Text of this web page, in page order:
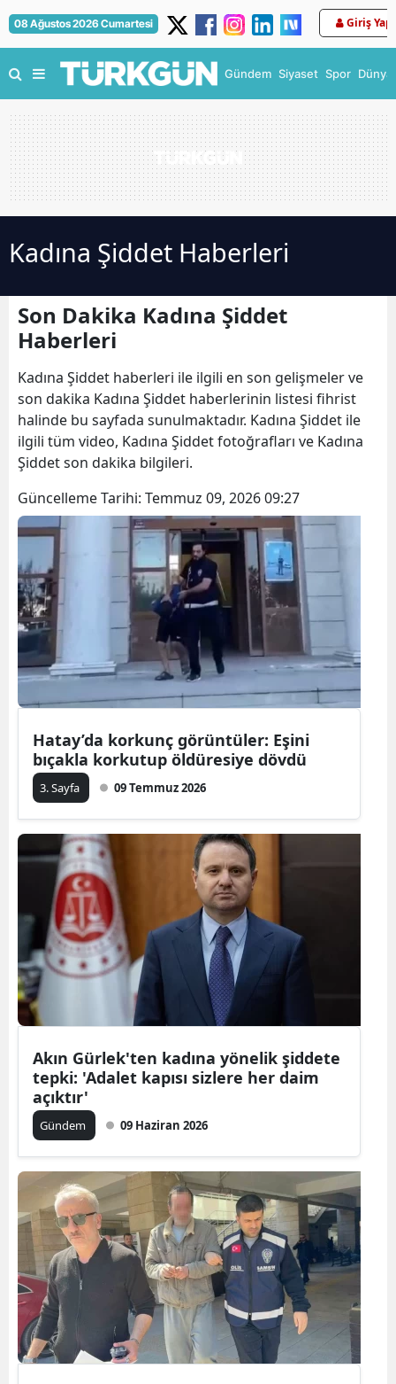
08 Ağustos 2026 Cumartesi Giriş Yap
Gündem Siyaset Spor Dünya
Kadına Şiddet Haberleri
Son Dakika Kadına Şiddet
Haberleri
Kadına Şiddet haberleri ile ilgili en son gelişmeler ve
son dakika Kadına Şiddet haberlerinin listesi fihrist
halinde bu sayfada sunulmaktadır. Kadına Şiddet ile
ilgili tüm video, Kadına Şiddet fotoğrafları ve Kadına
Şiddet son dakika bilgileri.
Güncelleme Tarihi: Temmuz 09, 2026 09:27
Hatay’da korkunç görüntüler: Eşini
bıçakla korkutup öldüresiye dövdü
3. Sayfa 09 Temmuz 2026
Akın Gürlek'ten kadına yönelik şiddete
tepki: 'Adalet kapısı sizlere her daim
açıktır'
Gündem 09 Haziran 2026